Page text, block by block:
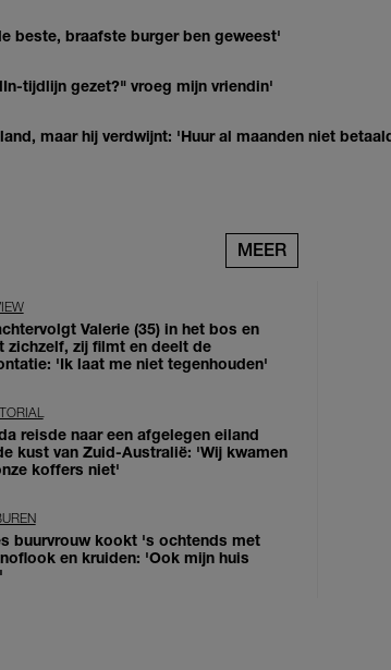
beste, braafste burger ben geweest'
tijdlijn gezet?" vroeg mijn vriendin'
maar hij verdwijnt: 'Huur al maanden niet
MEER
Valerie (35) in het bos en
zichzelf, zij filmt en deelt de
'Ik laat me niet tegenhouden'
reisde naar een afgelegen eiland
kust van Zuid-Australië: 'Wij kwamen
koffers niet'
buurvrouw kookt 's ochtends met
en kruiden: 'Ook mijn huis